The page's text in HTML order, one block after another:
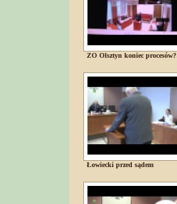
ZO Olsztyn koniec procesów?
Łowiecki przed sądem